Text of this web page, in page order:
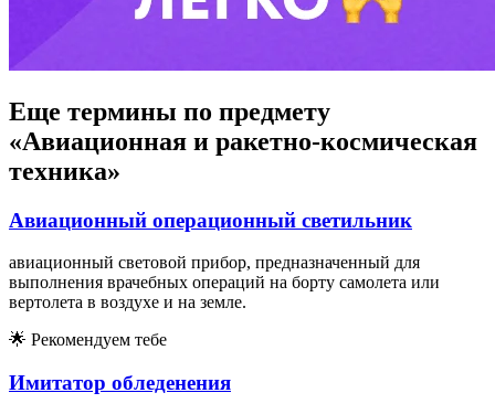
Еще термины по предмету
«Авиационная и ракетно-космическая
техника»
Авиационный операционный светильник
авиационный световой прибор, предназначенный для
выполнения врачебных операций на борту самолета или
вертолета в воздухе и на земле.
🌟 Рекомендуем тебе
Имитатор обледенения